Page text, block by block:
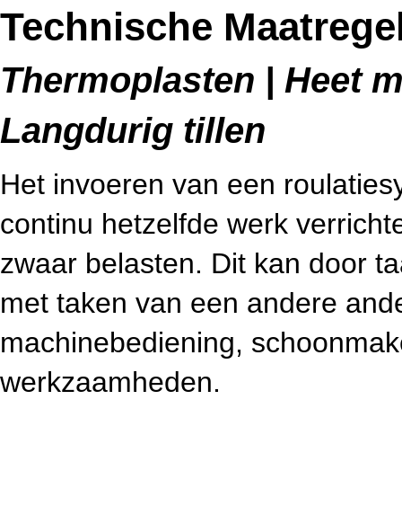
Technische
Thermoplasten | Heet
Langdurig tillen
Het invoeren van een
continu hetzelfde werk
zwaar belasten. Dit kan door
met taken van een andere
machinebediening,
werkzaamheden.